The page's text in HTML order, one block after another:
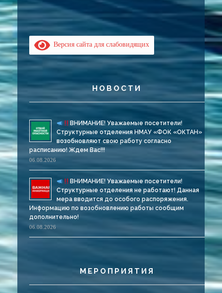
Версия сайта для слабовидящих
НОВОСТИ
ВНИМАНИЕ! Уважаемые посетители!
Структурные отделения НМАУ «ФОК «ОКТАН»
возобновляют свою работу согласно
расписанию! Ждем Вас!!!
06.08.2026
ВНИМАНИЕ! Уважаемые посетители!
Структурные отделения не работают! Данная
мера вводится до особого распоряжения.
Информацию по возобновлению работы сообщим
дополнительно!
06.08.2026
МЕРОПРИЯТИЯ